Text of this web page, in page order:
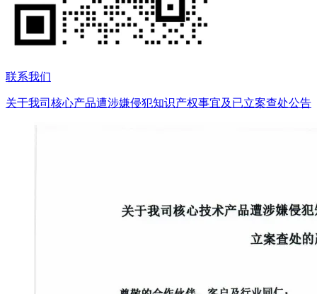
联系我们
关于我司核心产品遭涉嫌侵犯知识产权事宜及已立案查处公告